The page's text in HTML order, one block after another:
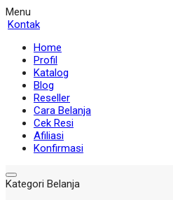
Menu
Kontak
Home
Profil
Katalog
Blog
Reseller
Cara Belanja
Cek Resi
Afiliasi
Konfirmasi
Kategori Belanja